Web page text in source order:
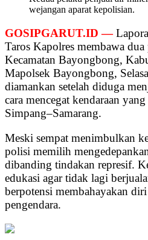
wejangan aparat kepolisian.
GOSIPGARUT.ID —
Taros Kapolres membawa
Kecamatan Bayongbong,
Mapolsek Bayongbong,
diamankan setelah diduga
cara mencegat kendaraan
Simpang–Samarang.
Meski sempat menimbulkan
polisi memilih
dibanding tindakan represif.
edukasi agar tidak lagi
berpotensi membahayakan
pengendara.